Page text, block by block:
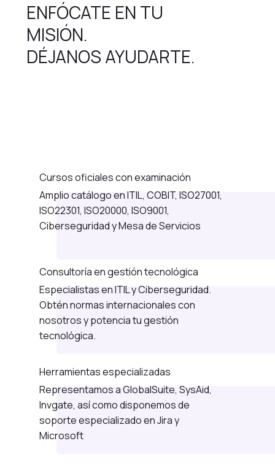
ENFÓCATE EN TU
MISIÓN.
DÉJANOS AYUDARTE.
Cursos oficiales con examinación
Amplio catálogo en ITIL, COBIT, ISO27001,
ISO22301, ISO20000, ISO9001,
Ciberseguridad y Mesa de Servicios
Consultoría en gestión tecnológica
Especialistas en ITIL y Ciberseguridad.
Obtén normas internacionales con
nosotros y potencia tu gestión
tecnológica.
Herramientas especializadas
Representamos a GlobalSuite, SysAid,
Invgate, así como disponemos de
soporte especializado en Jira y
Microsoft